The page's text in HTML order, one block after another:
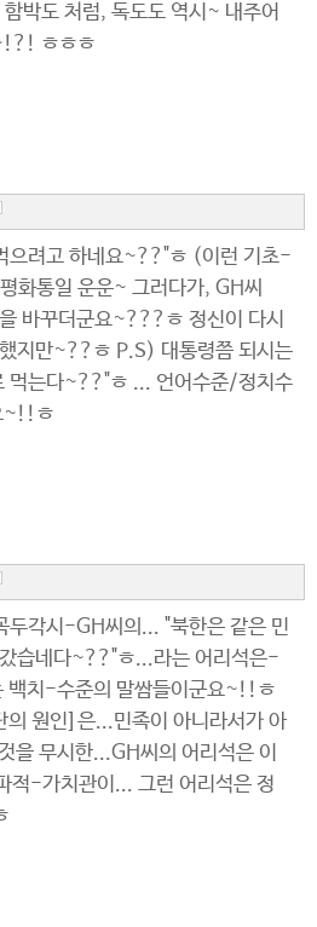
박도 처럼, 독도도 역시~ 내주어
ㅎㅎㅎ
으려고 하네요~??"ㅎ (이런 기초-
화통일 운운~ 그러다가, GH씨
바꾸더군요~???ㅎ 정신이 다시
지만~??ㅎ P.S) 대통령쯤 되시는
먹는다~??"ㅎ ... 언어수준/정치수
~!!ㅎ
두각시-GH씨의... "북한은 같은 민
습네다~??"ㅎ...라는 어리석은-
백치-수준의 말쌈들이군요~!!ㅎ
원인]은...민족이 아니라서가 아
무시한...GH씨의 어리석은 이
-가치관이... 그런 어리석은 정